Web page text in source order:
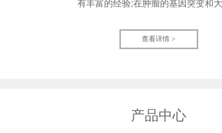
有丰富的经验;在肿瘤的基因突变和
查看详情 >
产品中心